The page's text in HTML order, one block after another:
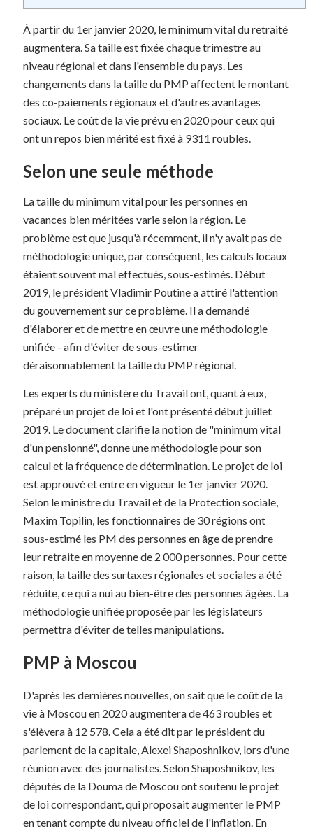
À partir du 1er janvier 2020, le minimum vital du retraité
augmentera. Sa taille est fixée chaque trimestre au
niveau régional et dans l'ensemble du pays. Les
changements dans la taille du PMP affectent le montant
des co-paiements régionaux et d'autres avantages
sociaux. Le coût de la vie prévu en 2020 pour ceux qui
ont un repos bien mérité est fixé à 9311 roubles.
Selon une seule méthode
La taille du minimum vital pour les personnes en
vacances bien méritées varie selon la région. Le
problème est que jusqu'à récemment, il n'y avait pas de
méthodologie unique, par conséquent, les calculs locaux
étaient souvent mal effectués, sous-estimés. Début
2019, le président Vladimir Poutine a attiré l'attention
du gouvernement sur ce problème. Il a demandé
d'élaborer et de mettre en œuvre une méthodologie
unifiée - afin d'éviter de sous-estimer
déraisonnablement la taille du PMP régional.
Les experts du ministère du Travail ont, quant à eux,
préparé un projet de loi et l'ont présenté début juillet
2019. Le document clarifie la notion de "minimum vital
d'un pensionné", donne une méthodologie pour son
calcul et la fréquence de détermination. Le projet de loi
est approuvé et entre en vigueur le 1er janvier 2020.
Selon le ministre du Travail et de la Protection sociale,
Maxim Topilin, les fonctionnaires de 30 régions ont
sous-estimé les PM des personnes en âge de prendre
leur retraite en moyenne de 2 000 personnes. Pour cette
raison, la taille des surtaxes régionales et sociales a été
réduite, ce qui a nui au bien-être des personnes âgées. La
méthodologie unifiée proposée par les législateurs
permettra d'éviter de telles manipulations.
PMP à Moscou
D'après les dernières nouvelles, on sait que le coût de la
vie à Moscou en 2020 augmentera de 463 roubles et
s'élèvera à 12 578. Cela a été dit par le président du
parlement de la capitale, Alexei Shaposhnikov, lors d'une
réunion avec des journalistes. Selon Shaposhnikov, les
députés de la Douma de Moscou ont soutenu le projet
de loi correspondant, qui proposait augmenter le PMP
en tenant compte du niveau officiel de l'inflation. En